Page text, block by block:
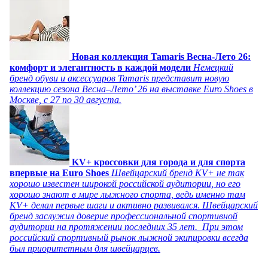
Новая коллекция Tamaris Весна-Лето 26:
комфорт и элегантность в каждой модели Немецкий
бренд обуви и аксессуаров Tamaris представит новую
коллекцию сезона Весна–Лето’ 26 на выставке Euro Shoes в
Москве, с 27 по 30 августа.
KV+ кроссовки для города и для спорта
впервые на Euro Shoes Швейцарский бренд KV+ не так
хорошо известен широкой российской аудитории, но его
хорошо знают в мире лыжного спорта, ведь именно там
KV+ делал первые шаги и активно развивался. Швейцарский
бренд заслужил доверие профессиональной спортивной
аудитории на протяжении последних 35 лет. При этом
российский спортивный рынок лыжной экипировки всегда
был приоритетным для швейцарцев.